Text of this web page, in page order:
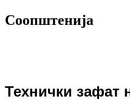
Соопштенија
Технички зафат